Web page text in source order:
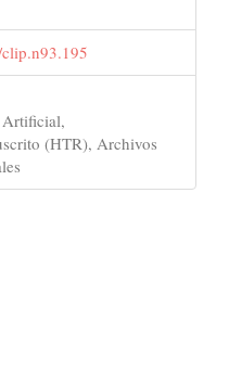
(HTR), Archivos